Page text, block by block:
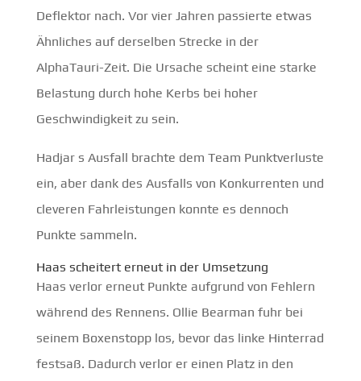
Deflektor nach. Vor vier Jahren passierte etwas
Ähnliches auf derselben Strecke in der
AlphaTauri-Zeit. Die Ursache scheint eine starke
Belastung durch hohe Kerbs bei hoher
Geschwindigkeit zu sein.
Hadjar s Ausfall brachte dem Team Punktverluste
ein, aber dank des Ausfalls von Konkurrenten und
cleveren Fahrleistungen konnte es dennoch
Punkte sammeln.
Haas scheitert erneut in der Umsetzung
Haas verlor erneut Punkte aufgrund von Fehlern
während des Rennens. Ollie Bearman fuhr bei
seinem Boxenstopp los, bevor das linke Hinterrad
festsaß. Dadurch verlor er einen Platz in den